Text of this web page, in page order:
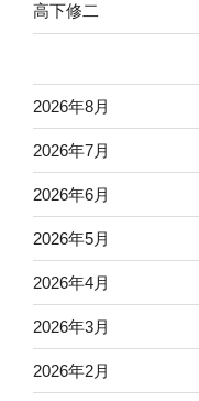
高下修二
2026年8月
2026年7月
2026年6月
2026年5月
2026年4月
2026年3月
2026年2月